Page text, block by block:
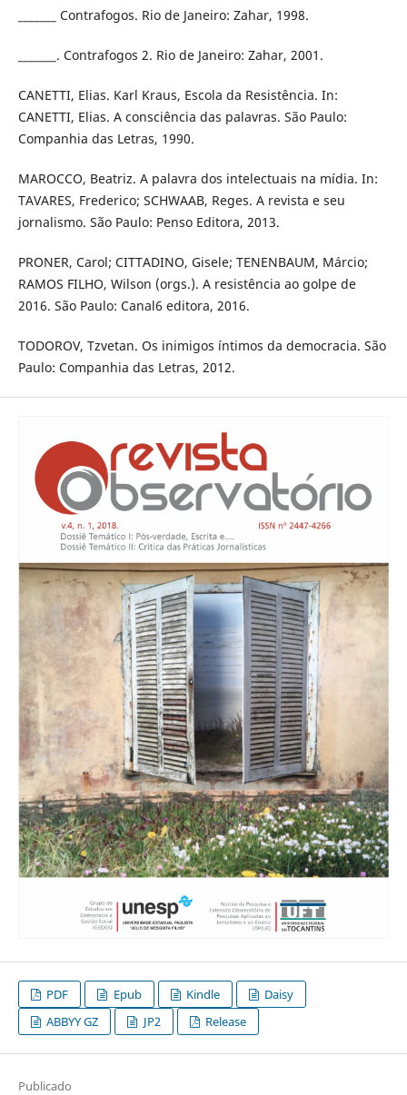
_______ Contrafogos. Rio de Janeiro: Zahar, 1998.
_______. Contrafogos 2. Rio de Janeiro: Zahar, 2001.
CANETTI, Elias. Karl Kraus, Escola da Resistência. In:
CANETTI, Elias. A consciência das palavras. São Paulo:
Companhia das Letras, 1990.
MAROCCO, Beatriz. A palavra dos intelectuais na mídia. In:
TAVARES, Frederico; SCHWAAB, Reges. A revista e seu
jornalismo. São Paulo: Penso Editora, 2013.
PRONER, Carol; CITTADINO, Gisele; TENENBAUM, Márcio;
RAMOS FILHO, Wilson (orgs.). A resistência ao golpe de
2016. São Paulo: Canal6 editora, 2016.
TODOROV, Tzvetan. Os inimigos íntimos da democracia. São
Paulo: Companhia das Letras, 2012.
PDF Epub Kindle
Daisy
ABBYY GZ
JP2 Release
Publicado